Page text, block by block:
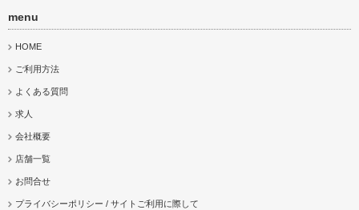
PURE CUT 三鷹店
menu
HOME
ご利用方法
よくある質問
求人
会社概要
店舗一覧
お問合せ
プライバシーポリシー / サイトご利用に際して